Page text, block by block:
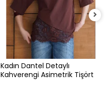
Kadın Dantel Detaylı
Kahverengi Asimetrik Tişört